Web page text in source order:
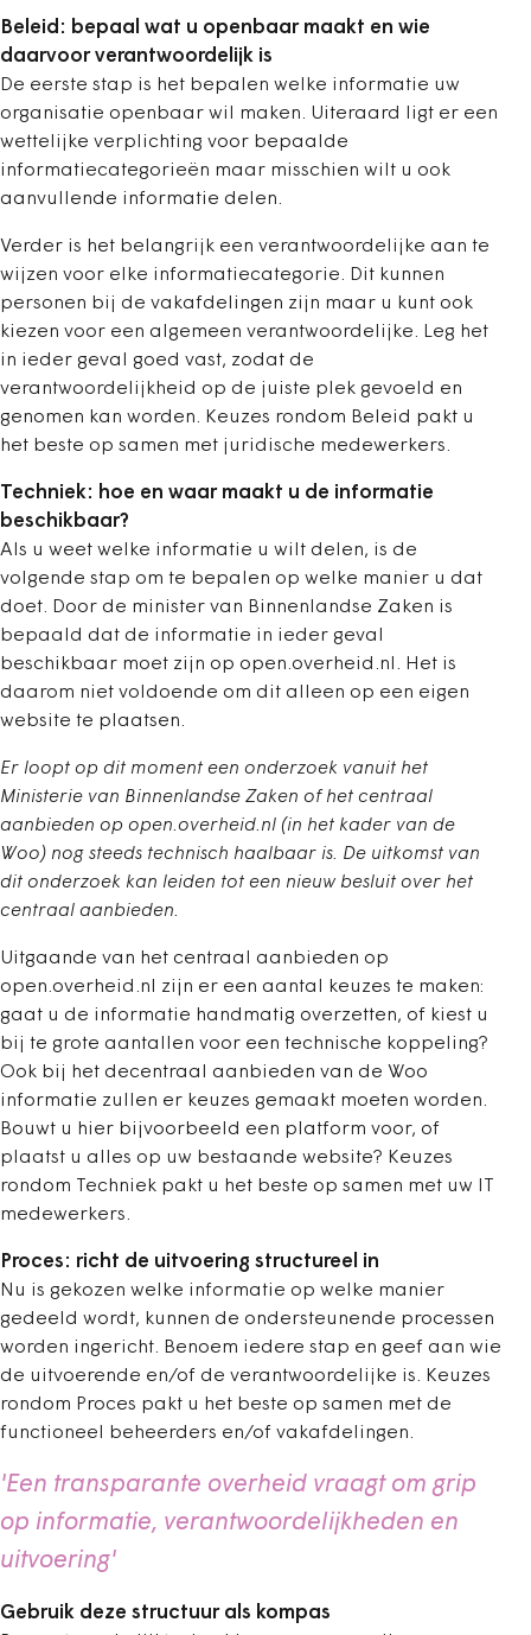
Beleid: bepaal wat u openbaar maakt en wie
daarvoor verantwoordelijk is
De eerste stap is het bepalen welke informatie uw
organisatie openbaar wil maken. Uiteraard ligt er een
wettelijke verplichting voor bepaalde
informatiecategorieën maar misschien wilt u ook
aanvullende informatie delen.
Verder is het belangrijk een verantwoordelijke aan te
wijzen voor elke informatiecategorie. Dit kunnen
personen bij de vakafdelingen zijn maar u kunt ook
kiezen voor een algemeen verantwoordelijke. Leg het
in ieder geval goed vast, zodat de
verantwoordelijkheid op de juiste plek gevoeld en
genomen kan worden. Keuzes rondom Beleid pakt u
het beste op samen met juridische medewerkers.
Techniek: hoe en waar maakt u de informatie
beschikbaar?
Als u weet welke informatie u wilt delen, is de
volgende stap om te bepalen op welke manier u dat
doet. Door de minister van Binnenlandse Zaken is
bepaald dat de informatie in ieder geval
beschikbaar moet zijn op open.overheid.nl. Het is
daarom niet voldoende om dit alleen op een eigen
website te plaatsen.
Er loopt op dit moment een onderzoek vanuit het
Ministerie van Binnenlandse Zaken of het centraal
aanbieden op open.overheid.nl (in het kader van de
Woo) nog steeds technisch haalbaar is. De uitkomst van
dit onderzoek kan leiden tot een nieuw besluit over het
centraal aanbieden.
Uitgaande van het centraal aanbieden op
open.overheid.nl zijn er een aantal keuzes te maken:
gaat u de informatie handmatig overzetten, of kiest u
bij te grote aantallen voor een technische koppeling?
Ook bij het decentraal aanbieden van de Woo
informatie zullen er keuzes gemaakt moeten worden.
Bouwt u hier bijvoorbeeld een platform voor, of
plaatst u alles op uw bestaande website? Keuzes
rondom Techniek pakt u het beste op samen met uw IT
medewerkers.
Proces: richt de uitvoering structureel in
Nu is gekozen welke informatie op welke manier
gedeeld wordt, kunnen de ondersteunende processen
worden ingericht. Benoem iedere stap en geef aan wie
de uitvoerende en/of de verantwoordelijke is. Keuzes
rondom Proces pakt u het beste op samen met de
functioneel beheerders en/of vakafdelingen.
'Een transparante overheid vraagt om grip
op informatie, verantwoordelijkheden en
uitvoering'
Gebruik deze structuur als kompas